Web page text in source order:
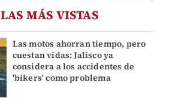
LAS MÁS VISTAS
Las motos ahorran tiempo, pero
cuestan vidas: Jalisco ya
considera a los accidentes de
'bikers' como problema